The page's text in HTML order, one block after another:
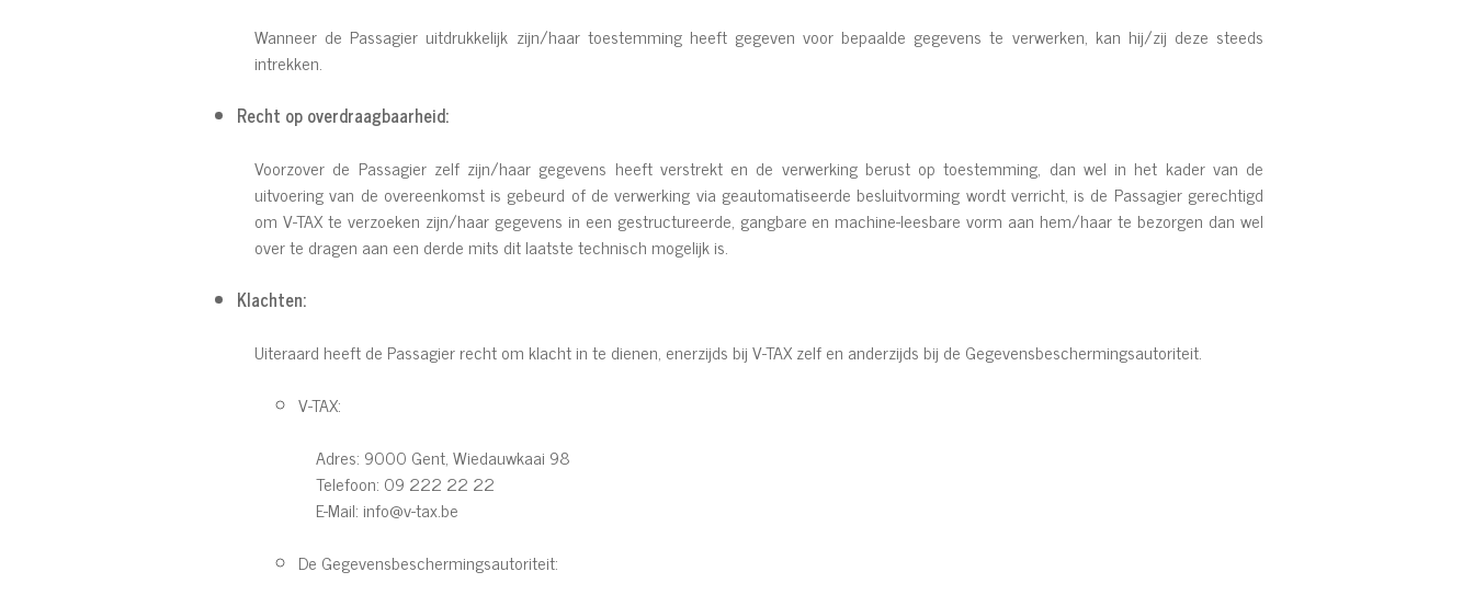
Wanneer de Passagier uitdrukkelijk zijn/haar toestemming heeft gegeven voor bepaalde gegevens te verwerken, kan hij/zij deze steeds
intrekken.
Recht op overdraagbaarheid:
Voorzover de Passagier zelf zijn/haar gegevens heeft verstrekt en de verwerking berust op toestemming, dan wel in het kader van de
uitvoering van de overeenkomst is gebeurd of de verwerking via geautomatiseerde besluitvorming wordt verricht, is de Passagier gerechtigd
om V-TAX te verzoeken zijn/haar gegevens in een gestructureerde, gangbare en machine-leesbare vorm aan hem/haar te bezorgen dan wel
over te dragen aan een derde mits dit laatste technisch mogelijk is.
Klachten:
Uiteraard heeft de Passagier recht om klacht in te dienen, enerzijds bij V-TAX zelf en anderzijds bij de Gegevensbeschermingsautoriteit.
V-TAX:
Adres: 9000 Gent, Wiedauwkaai 98
Telefoon: 09 222 22 22
E-Mail: info@v-tax.be
De Gegevensbeschermingsautoriteit: